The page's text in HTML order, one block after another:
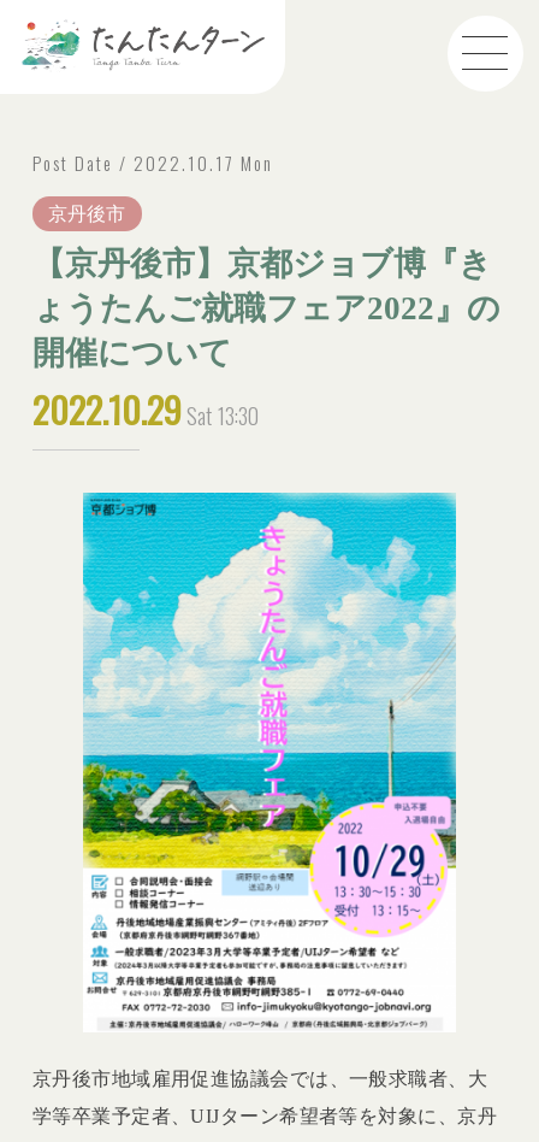
Post Date / 2022.10.17 Mon
京丹後市
【京丹後市】京都ジョブ博『き
ょうたんご就職フェア2022』の
開催について
2022.10.29Sat13:30
京丹後市地域雇用促進協議会では、一般求職者、大
学等卒業予定者、UIJターン希望者等を対象に、京丹